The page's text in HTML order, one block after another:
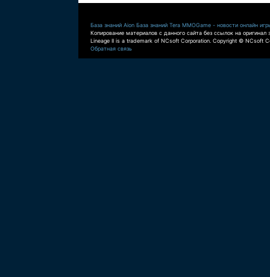
База знаний Aion База знаний Tera MMOGame - новости онлайн
Копирование материалов с данного сайта без ссылок на оригинал
Lineage II is a trademark of NCsoft Corporation. Copyright © NCsoft
Обратная связь